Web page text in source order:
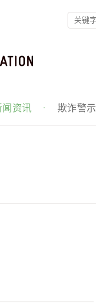
闻资讯 · 欺诈警示